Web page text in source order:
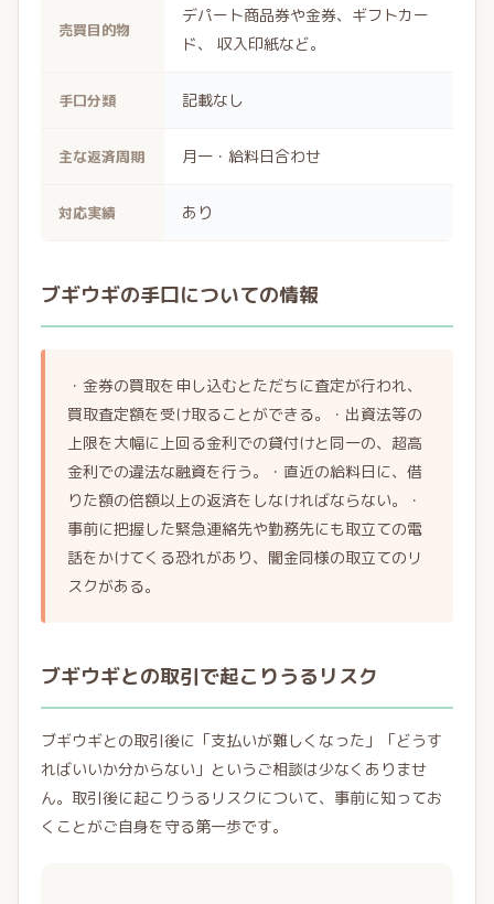
売買目的物
デパート商品券や金券、ギフトカー
ド、 収入印紙など。
手口分類 記載なし
主な返済周期 月一・給料日合わせ
対応実績 あり
ブギウギの手口についての情報
・金券の買取を申し込むとただちに査定が行われ、
買取査定額を受け取ることができる。・出資法等の
上限を大幅に上回る金利での貸付けと同一の、超高
金利での違法な融資を行う。・直近の給料日に、借
りた額の倍額以上の返済をしなければならない。・
事前に把握した緊急連絡先や勤務先にも取立ての電
話をかけてくる恐れがあり、闇金同様の取立てのリ
スクがある。
ブギウギとの取引で起こりうるリスク
ブギウギとの取引後に「支払いが難しくなった」「どうす
ればいいか分からない」というご相談は少なくありませ
ん。取引後に起こりうるリスクについて、事前に知ってお
くことがご自身を守る第一歩です。